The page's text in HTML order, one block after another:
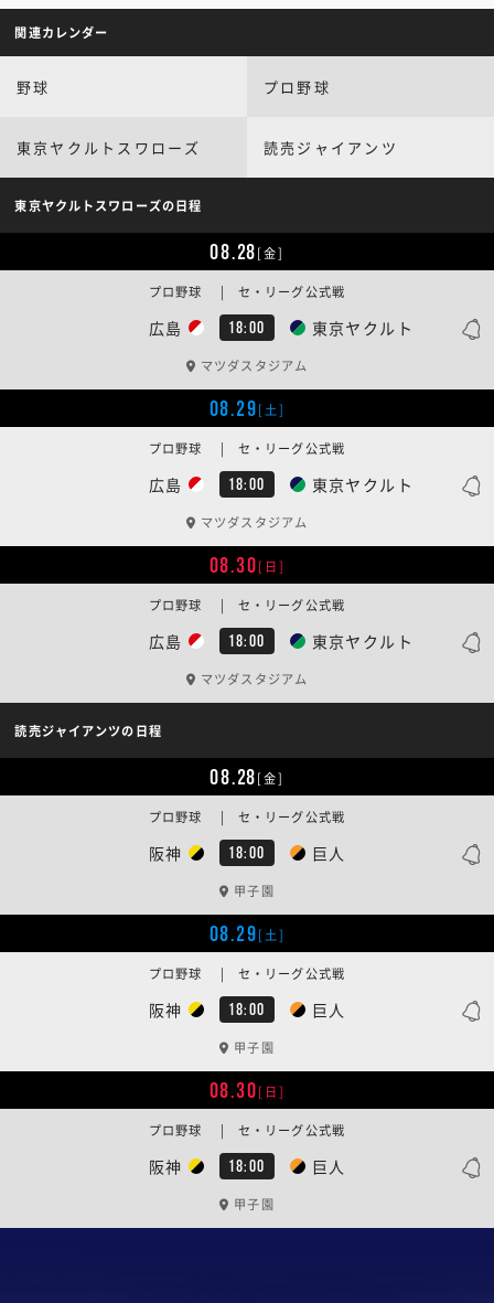
関連カレンダー
野球 プロ野球
東京ヤクルトスワローズ 読売ジャイアンツ
東京ヤクルトスワローズの日程
08.28[金]
広島 18:00 東京ヤクルト
プロ野球 | セ・リーグ公式戦
マツダスタジアム
08.29[土]
広島 18:00 東京ヤクルト
プロ野球 | セ・リーグ公式戦
マツダスタジアム
08.30[日]
広島 18:00 東京ヤクルト
プロ野球 | セ・リーグ公式戦
マツダスタジアム
読売ジャイアンツの日程
08.28[金]
阪神 18:00 巨人
プロ野球 | セ・リーグ公式戦
甲子園
08.29[土]
阪神 18:00 巨人
プロ野球 | セ・リーグ公式戦
甲子園
08.30[日]
阪神 18:00 巨人
プロ野球 | セ・リーグ公式戦
甲子園